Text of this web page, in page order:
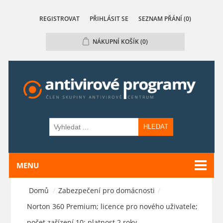
REGISTROVAT PŘIHLÁSIT SE SEZNAM PŘÁNÍ (0)
NÁKUPNÍ KOŠÍK(0)
HLEDAT
MENU
Domů / Zabezpečení pro domácnosti /
Norton 360 Premium; licence pro nového uživatele;